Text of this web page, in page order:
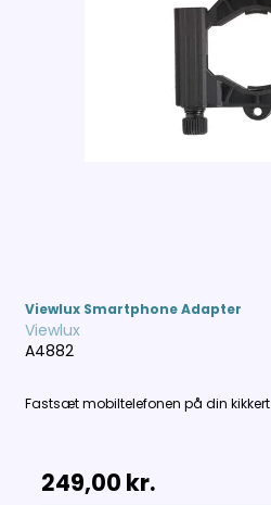
Viewlux Smartphone Adapter
Viewlux
A4882
Fastsæt mobiltelefonen på din kikkert
249,00 kr.